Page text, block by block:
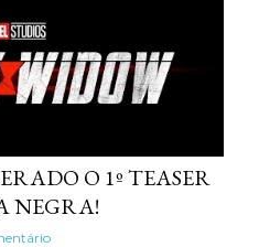
O 1º TEASER
NEGRA!